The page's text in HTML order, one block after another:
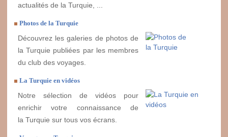
actualités de la Turquie, ...
Photos de la Turquie
Découvrez les galeries de photos de
la Turquie publiées par les membres
du club des voyages.
La Turquie en vidéos
Notre sélection de vidéos pour
enrichir votre connaissance de
la Turquie sur tous vos écrans.